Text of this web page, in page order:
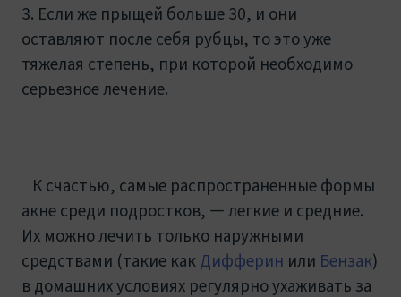
Если же прыщей больше 30, и они
оставляют после себя рубцы, то это уже
тяжелая степень, при которой необходимо
серьезное лечение.
К счастью, самые распространенные формы
акне среди подростков, — легкие и средние.
Их можно лечить только наружными
средствами (такие как Дифферин или Бензак)
в домашних условиях регулярно ухаживать за